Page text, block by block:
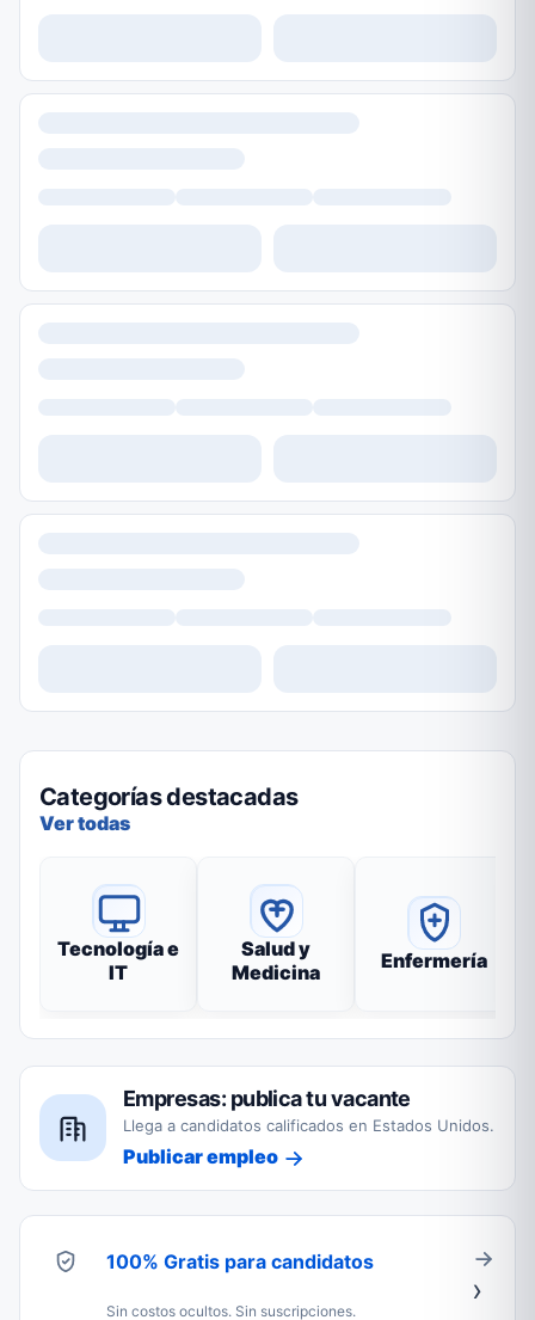
Categorías destacadas
Ver todas
Tecnología e
IT
Salud y
Medicina
Enfermería
Empresas: publica tu vacante
Llega a candidatos calificados en Estados Unidos.
Publicar empleo
100% Gratis para candidatos
Sin costos ocultos. Sin suscripciones.